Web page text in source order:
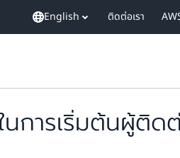
English ติดต่อเรา
การเริ่มต้นผู้ติด